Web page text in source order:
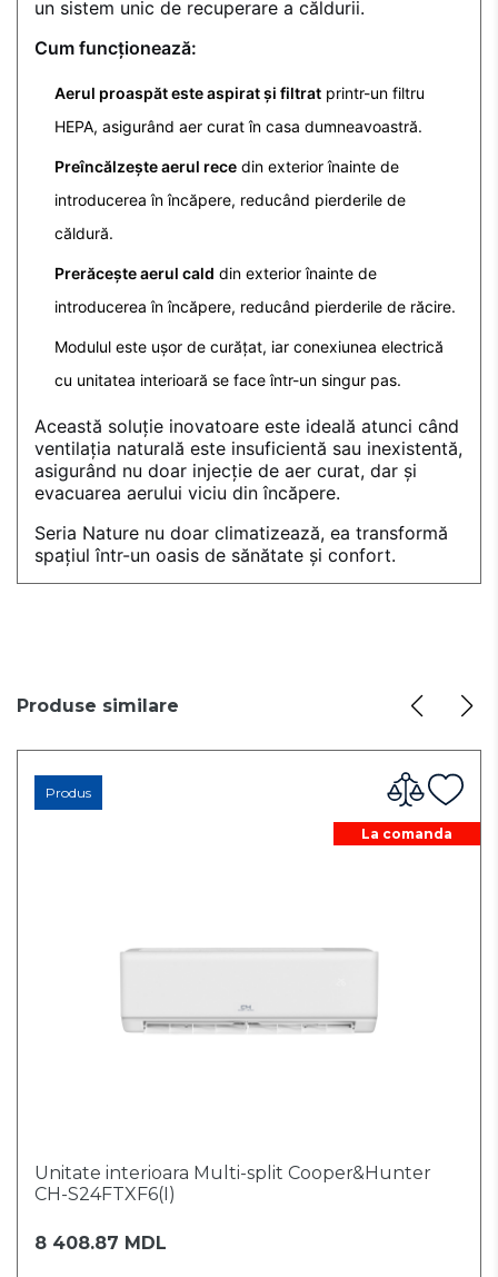
un sistem unic de recuperare a căldurii.
Cum funcționează:
Aerul proaspăt este aspirat și filtrat printr-un filtru
HEPA, asigurând aer curat în casa dumneavoastră.
Preîncălzește aerul rece din exterior înainte de
introducerea în încăpere, reducând pierderile de
căldură.
Prerăcește aerul cald din exterior înainte de
introducerea în încăpere, reducând pierderile de răcire.
Modulul este ușor de curățat, iar conexiunea electrică
cu unitatea interioară se face într-un singur pas.
Această soluție inovatoare este ideală atunci când
ventilația naturală este insuficientă sau inexistentă,
asigurând nu doar injecție de aer curat, dar și
evacuarea aerului viciu din încăpere.
Seria Nature nu doar climatizează, ea transformă
spațiul într-un oasis de sănătate și confort.
Produse similare
La comanda
Produs
Unitate interioara Multi-split Cooper&Hunter
CH-S24FTXF6(I)
8 408.87 MDL